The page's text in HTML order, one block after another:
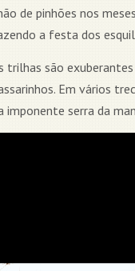
de pinhões nos
a festa dos
trilhas são
Em vários
imponente serra da